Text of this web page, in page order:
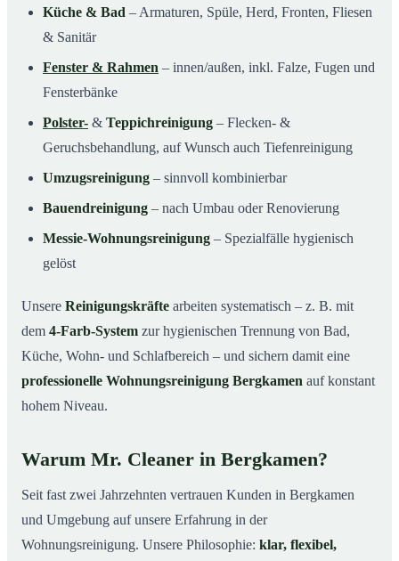
Küche & Bad – Armaturen, Spüle, Herd, Fronten, Fliesen
& Sanitär
Fenster & Rahmen – innen/außen, inkl. Falze, Fugen und
Fensterbänke
Polster- & Teppichreinigung – Flecken- &
Geruchsbehandlung, auf Wunsch auch Tiefenreinigung
Umzugsreinigung – sinnvoll kombinierbar
Bauendreinigung – nach Umbau oder Renovierung
Messie-Wohnungsreinigung – Spezialfälle hygienisch
gelöst
Unsere Reinigungskräfte arbeiten systematisch – z. B. mit
dem 4-Farb-System zur hygienischen Trennung von Bad,
Küche, Wohn- und Schlafbereich – und sichern damit eine
professionelle Wohnungsreinigung Bergkamen auf konstant
hohem Niveau.
Warum Mr. Cleaner in Bergkamen?
Seit fast zwei Jahrzehnten vertrauen Kunden in Bergkamen
und Umgebung auf unsere Erfahrung in der
Wohnungsreinigung. Unsere Philosophie: klar, flexibel,